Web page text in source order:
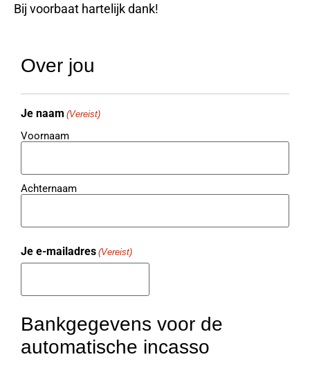
Bij voorbaat hartelijk dank!
Over jou
Je naam (Vereist)
Voornaam
Achternaam
Je e-mailadres (Vereist)
Bankgegevens voor de
automatische incasso